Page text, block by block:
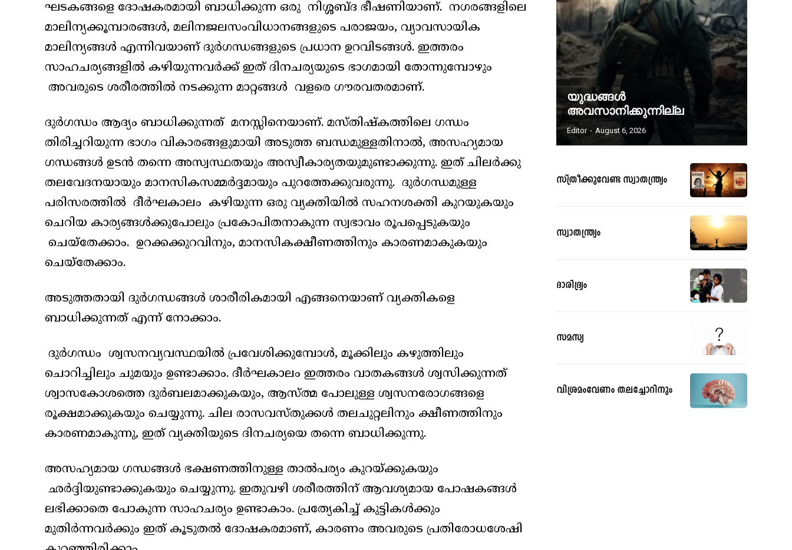
ഘടകങ്ങളെ ദോഷകരമായി ബാധിക്കുന്ന ഒരു നിശ്ശബ്ദ ഭീഷണിയാണ്. നഗരങ്ങളിലെ
മാലിന്യക്കൂമ്പാരങ്ങൾ, മലിനജലസംവിധാനങ്ങളുടെ പരാജയം, വ്യാവസായിക
മാലിന്യങ്ങൾ എന്നിവയാണ് ദുർഗന്ധങ്ങളുടെ പ്രധാന ഉറവിടങ്ങൾ. ഇത്തരം
സാഹചര്യങ്ങളിൽ കഴിയുന്നവർക്ക് ഇത് ദിനചര്യയുടെ ഭാഗമായി തോന്നുമ്പോഴും
അവരുടെ ശരീരത്തിൽ നടക്കുന്ന മാറ്റങ്ങൾ വളരെ ഗൗരവതരമാണ്.
ദുർഗന്ധം ആദ്യം ബാധിക്കുന്നത് മനസ്സിനെയാണ്. മസ്തിഷ്‌കത്തിലെ ഗന്ധം
തിരിച്ചറിയുന്ന ഭാഗം വികാരങ്ങളുമായി അടുത്ത ബന്ധമുള്ളതിനാൽ, അസഹ്യമായ
ഗന്ധങ്ങൾ ഉടൻ തന്നെ അസ്വസ്ഥതയും അസ്വീകാര്യതയുമുണ്ടാക്കുന്നു. ഇത് ചിലർക്കു
തലവേദനയായും മാനസികസമ്മർദ്ദമായും പുറത്തേക്കുവരുന്നു. ദുർഗന്ധമുള്ള
പരിസരത്തിൽ ദീർഘകാലം കഴിയുന്ന ഒരു വ്യക്തിയിൽ സഹനശക്തി കുറയുകയും
ചെറിയ കാര്യങ്ങൾക്കുപോലും പ്രകോപിതനാകുന്ന സ്വഭാവം രൂപപ്പെടുകയും
ചെയ്തേക്കാം. ഉറക്കക്കുറവിനും, മാനസികക്ഷീണത്തിനും കാരണമാകുകയും
ചെയ്തേക്കാം.
അടുത്തതായി ദുർഗന്ധങ്ങൾ ശാരീരികമായി എങ്ങനെയാണ് വ്യക്തികളെ
ബാധിക്കുന്നത് എന്ന് നോക്കാം.
ദുർഗന്ധം ശ്വസനവ്യവസ്ഥയിൽ പ്രവേശിക്കുമ്പോൾ, മൂക്കിലും കഴുത്തിലും
ചൊറിച്ചിലും ചുമയും ഉണ്ടാക്കാം. ദീർഘകാലം ഇത്തരം വാതകങ്ങൾ ശ്വസിക്കുന്നത്
ശ്വാസകോശത്തെ ദുർബലമാക്കുകയും, ആസ്ത്മ പോലുള്ള ശ്വസനരോഗങ്ങളെ
രൂക്ഷമാക്കുകയും ചെയ്യുന്നു. ചില രാസവസ്തുക്കൾ തലചുറ്റലിനും ക്ഷീണത്തിനും
കാരണമാകുന്നു, ഇത് വ്യക്തിയുടെ ദിനചര്യയെ തന്നെ ബാധിക്കുന്നു.
അസഹ്യമായ ഗന്ധങ്ങൾ ഭക്ഷണത്തിനുള്ള താൽപര്യം കുറയ്ക്കുകയും
ഛർദ്ദിയുണ്ടാക്കുകയും ചെയ്യുന്നു. ഇതുവഴി ശരീരത്തിന് ആവശ്യമായ പോഷകങ്ങൾ
ലഭിക്കാതെ പോകുന്ന സാഹചര്യം ഉണ്ടാകാം. പ്രത്യേകിച്ച് കുട്ടികൾക്കും
മുതിർന്നവർക്കും ഇത് കൂടുതൽ ദോഷകരമാണ്, കാരണം അവരുടെ പ്രതിരോധശേഷി
യുദ്ധങ്ങൾ
അവസാനിക്കുന്നില്ല
Editor - August 6, 2026
സ്ത്രീക്കുവേണ്ട സ്വാതന്ത്ര്യം
സ്വാതന്ത്ര്യം
ദാരിദ്ര്യം
സമസ്യ
വിശ്രമംവേണം തലച്ചോറിനും